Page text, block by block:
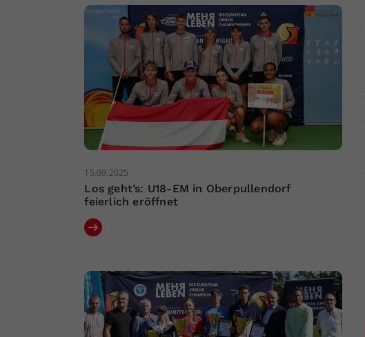
15.09.2025
Los geht’s: U18-EM in Oberpullendorf
feierlich eröffnet